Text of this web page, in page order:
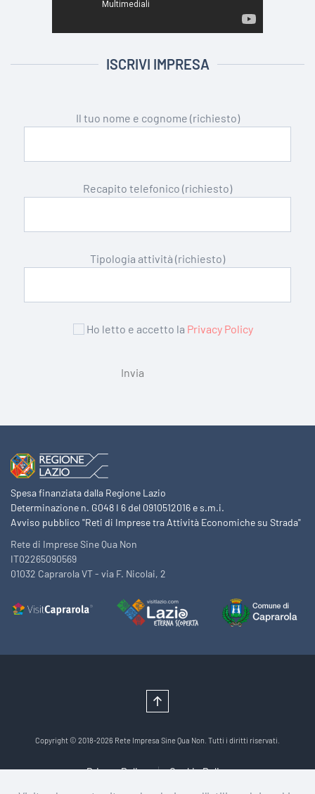
ISCRIVI IMPRESA
Il tuo nome e cognome (richiesto)
Recapito telefonico (richiesto)
Tipologia attività (richiesto)
Ho letto e accetto la Privacy Policy
Spesa finanziata dalla Regione Lazio
Determinazione n. G048 I 6 del 0910512016 e s.m.i.
Avviso pubblico "Reti di Imprese tra Attività Economiche su Strada"
Rete di Imprese Sine Qua Non
IT02265090569
01032 Caprarola VT - via F. Nicolai, 2
Copyright © 2018-2026 Rete Impresa Sine Qua Non. Tutti i diritti riservati.
Privacy Policy Cookie Policy